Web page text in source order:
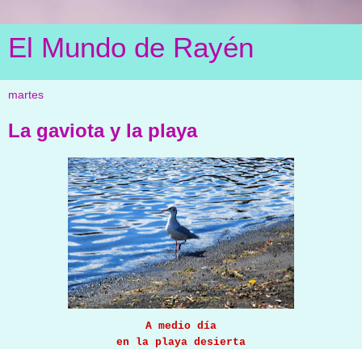
El Mundo de Rayén
martes
La gaviota y la playa
A medio día
en la playa desierta